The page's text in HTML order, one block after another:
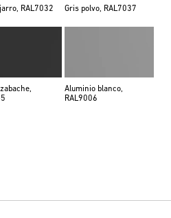
RAL7032 Gris polvo, RAL7037
Aluminio blanco,
RAL9006